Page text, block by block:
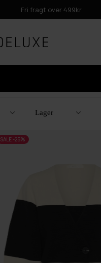
Fri fragt over 499kr
Lager
SALE -25%